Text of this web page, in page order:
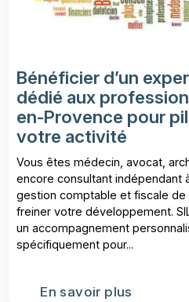
Bénéficier d’un
dédié aux
en-Provence pour
votre activité
Vous êtes médecin, avocat,
encore consultant indépendant
gestion comptable et fiscale
freiner votre développement.
un accompagnement
spécifiquement pour...
En savoir plus